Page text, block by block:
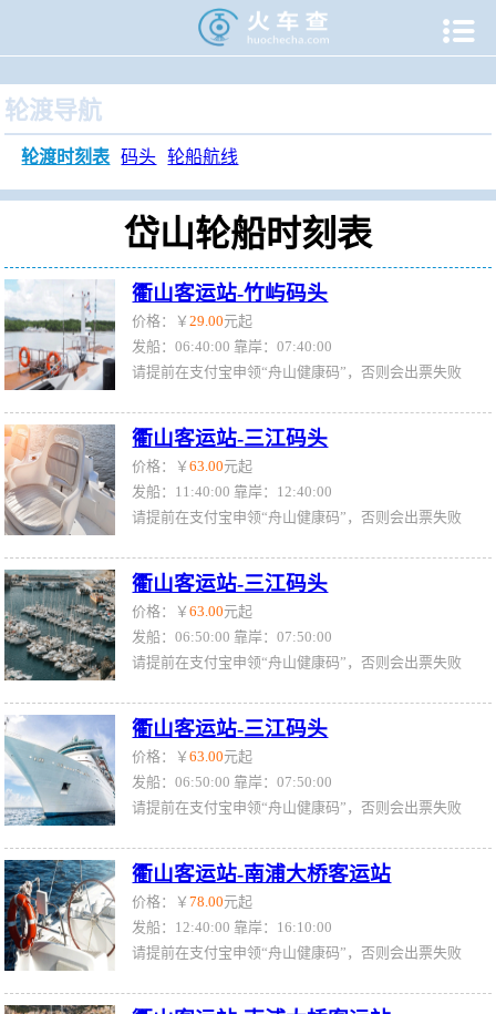

轮渡导航
轮渡时刻表 码头 轮船航线
岱山轮船时刻表
衢山客运站-竹屿码头
价格：￥29.00元起
发船：06:40:00 靠岸：07:40:00
请提前在支付宝申领“舟山健康码”，否则会出票失败
衢山客运站-三江码头
价格：￥63.00元起
发船：11:40:00 靠岸：12:40:00
请提前在支付宝申领“舟山健康码”，否则会出票失败
衢山客运站-三江码头
价格：￥63.00元起
发船：06:50:00 靠岸：07:50:00
请提前在支付宝申领“舟山健康码”，否则会出票失败
衢山客运站-三江码头
价格：￥63.00元起
发船：06:50:00 靠岸：07:50:00
请提前在支付宝申领“舟山健康码”，否则会出票失败
衢山客运站-南浦大桥客运站
价格：￥78.00元起
发船：12:40:00 靠岸：16:10:00
请提前在支付宝申领“舟山健康码”，否则会出票失败